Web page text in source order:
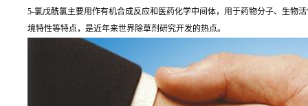
5-氯戊酰氯主要用作有机合成反应和医药化学中间体，用于药物分子、生物
境特性等特点，是近年来世界除草剂研究开发的热点。